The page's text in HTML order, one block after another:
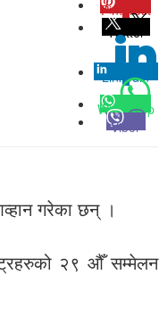
Pinterest
0
Twitter
Linkedin
0
Whatsapp
Viber
गरेका छन् ।
२९ औँ सम्मेलन